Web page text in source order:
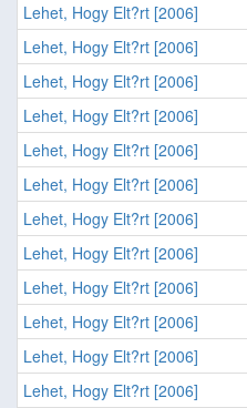
Lehet, Hogy Elt?rt [2006]
Lehet, Hogy Elt?rt [2006]
Lehet, Hogy Elt?rt [2006]
Lehet, Hogy Elt?rt [2006]
Lehet, Hogy Elt?rt [2006]
Lehet, Hogy Elt?rt [2006]
Lehet, Hogy Elt?rt [2006]
Lehet, Hogy Elt?rt [2006]
Lehet, Hogy Elt?rt [2006]
Lehet, Hogy Elt?rt [2006]
Lehet, Hogy Elt?rt [2006]
Lehet, Hogy Elt?rt [2006]